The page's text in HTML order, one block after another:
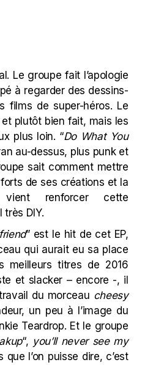
Le groupe fait l’apologie
à regarder des dessins-
films de super-héros. Le
plutôt bien fait, mais les
plus loin. “Do What You
au-dessus, plus punk et
sait comment mettre
de ses créations et la
renforcer cette
très DIY.
” est le hit de cet EP,
qui aurait eu sa place
meilleurs titres de 2016
et slacker – encore -, il
du morceau cheesy
un peu à l’image du
Teardrop. Et le groupe
“, you’ll never see my
que l’on puisse dire, c’est